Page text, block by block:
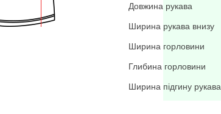
Довжина рукава
Ширина рукава внизу
Ширина горловини
Глибина горловини
Ширина підгину рукава